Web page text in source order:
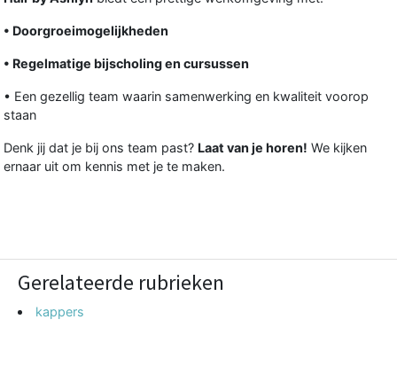
• Doorgroeimogelijkheden
• Regelmatige bijscholing en cursussen
• Een gezellig team waarin samenwerking en kwaliteit voorop
staan
Denk jij dat je bij ons team past? Laat van je horen! We kijken
ernaar uit om kennis met je te maken.
Gerelateerde rubrieken
kappers